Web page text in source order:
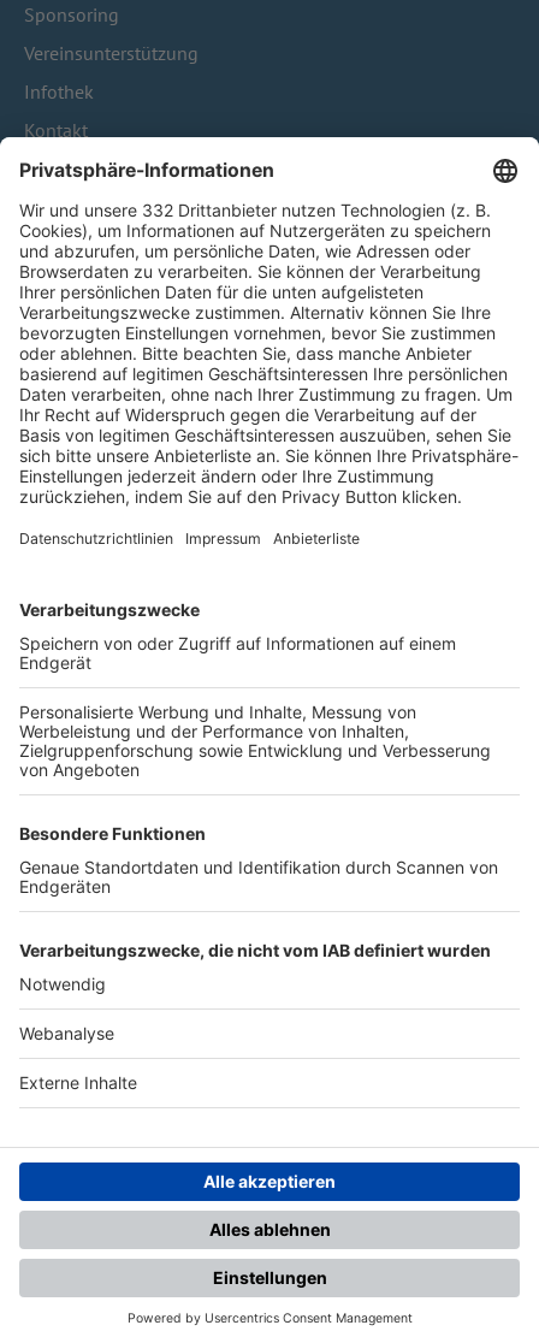
Sponsoring
Vereinsunterstützung
Infothek
Kontakt
HÄUFIG BESUCHTE SEITEN
Pässe und Vereinswechsel
Trainerausbildung
Schulungsangebot Vereinsmitarbeiter
BFV-Geschäftsstellen
Trainerbörse
Login SpielPlus
FOLGE DEM BFV
TOP-VEREINE
TOP-PARTNER
Nutzungsbedingungen Datenschutz Impressum